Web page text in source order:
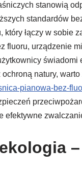
stanowią
standardów
który łączy w sobie
fluoru, urządzenie
natury,
pianowa-bez-
efektywne